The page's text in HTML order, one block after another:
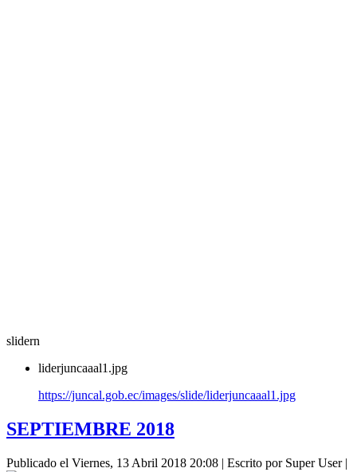
slidern
liderjuncaaal1.jpg
https://juncal.gob.ec/images/slide/liderjuncaaal1.jpg
SEPTIEMBRE 2018
Publicado el Viernes, 13 Abril 2018 20:08 | Escrito por Super User|